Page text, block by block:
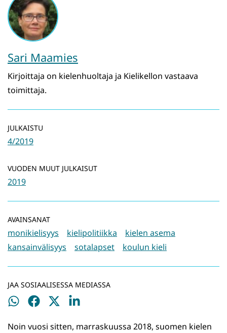
Sari Maamies
Kirjoittaja on kielenhuoltaja ja Kielikellon vastaava
toimittaja.
JULKAISTU
4/2019
VUODEN MUUT JULKAISUT
2019
AVAINSANAT
monikielisyys kielipolitiikka
kielen asema
kansainvälisyys
sotalapset koulun kieli
JAA SOSIAALISESSA MEDIASSA
Jaa
Jaa
Jaa
Jaa
Noin vuosi sitten, marraskuussa 2018, suomen kielen